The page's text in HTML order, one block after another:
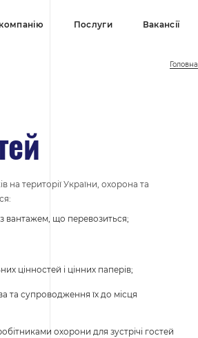
Послуги Вакансії
Головна
на території України, охорона та
вантажем, що перевозиться;
цінностей і цінних паперів;
та супроводження їх до місця
охорони для зустрічі гостей